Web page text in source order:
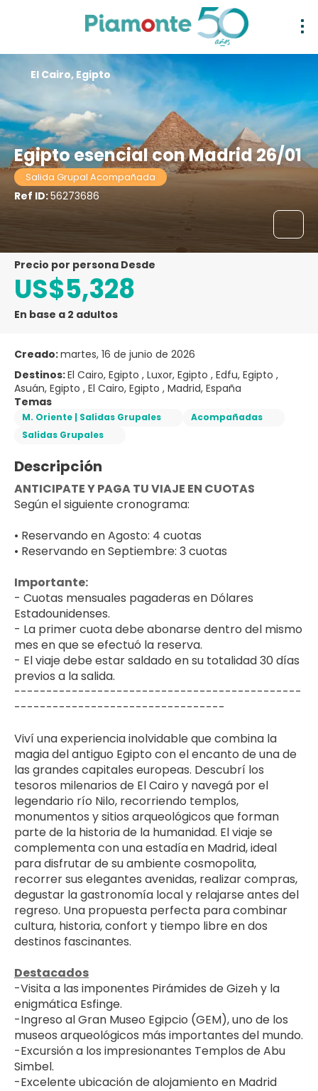
Egipto esencial con Madrid 26/01
Salida Grupal Acompañada
Ref ID:56273686
El Cairo, Egipto
precio por persona Desde
US$5,328
En base a 2 adultos
Creado:martes, 16 de junio de 2026
Destinos:El Cairo, Egipto , Luxor, Egipto , Edfu, Egipto ,
Asuán, Egipto , El Cairo, Egipto , Madrid, España
Temas
M. Oriente | Salidas Grupales
Acompañadas
Salidas Grupales
Descripción
ANTICIPATE Y PAGA TU VIAJE EN CUOTAS
Según el siguiente cronograma:
• Reservando en Agosto: 4 cuotas
• Reservando en Septiembre: 3 cuotas
Importante:
- Cuotas mensuales pagaderas en Dólares
Estadounidenses.
- La primer cuota debe abonarse dentro del mismo
mes en que se efectuó la reserva.
- El viaje debe estar saldado en su totalidad 30 días
previos a la salida.
---------------------------------------------
---------------------------------
Viví una experiencia inolvidable que combina la
magia del antiguo Egipto con el encanto de una de
las grandes capitales europeas. Descubrí los
tesoros milenarios de El Cairo y navegá por el
legendario río Nilo, recorriendo templos,
monumentos y sitios arqueológicos que forman
parte de la historia de la humanidad. El viaje se
complementa con una estadíaen Madrid, ideal
para disfrutar de su ambiente cosmopolita,
recorrer sus elegantes avenidas, realizar compras,
degustar la gastronomía local y relajarse antes del
regreso. Una propuesta perfecta para combinar
cultura, historia, confort y tiempo libre en dos
destinos fascinantes.
Destacados
-Visita a las imponentes Pirámides de Gizeh y la
enigmática Esfinge.
-Ingreso al Gran Museo Egipcio (GEM), uno de los
museos arqueológicos más importantes del mundo.
-Excursión a los impresionantes Templos de Abu
Simbel.
-Excelente ubicación de alojamiento en Madrid